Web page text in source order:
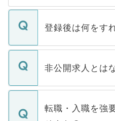
登録後は何をす
ご登録いただきま
登録内容を確認し
ます。通常、5営
いただきますので
非公開求人とは
マイナビDOCTOR
うち約3割は、
けない「非公開求
転職・入職を強